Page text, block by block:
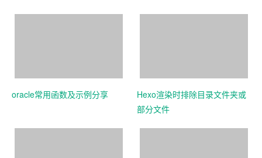
oracle常用函数及示例分享
Hexo渲染时排除目录文件夹或
部分文件